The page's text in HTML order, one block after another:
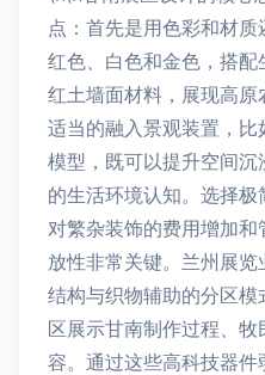
点：首先是用色彩和材
红色、白色和金色，搭
红土墙面材料，展现高原
适当的融入景观装置，
模型，既可以提升空间
的生活环境认知。选择
对繁杂装饰的费用增加
放性非常关键。兰州展
结构与织物辅助的分区
区展示甘南制作过程、
容。通过这些高科技器件